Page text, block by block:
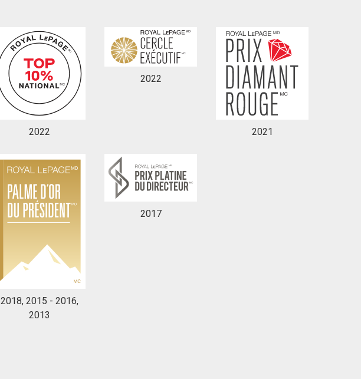
2022
2022
2021
2018, 2015 - 2016,
2013
2017